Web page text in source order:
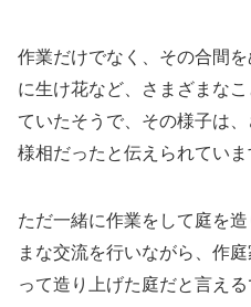
作業だけでなく、その合間
に生け花など、さまざまな
ていたそうで、その様子は
様相だったと伝えられていま
ただ一緒に作業をして庭を
まな交流を行いながら、作
って造り上げた庭だと言える